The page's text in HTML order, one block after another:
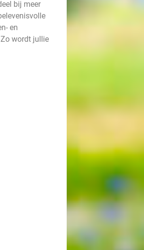
bij meer
en
wordt jullie